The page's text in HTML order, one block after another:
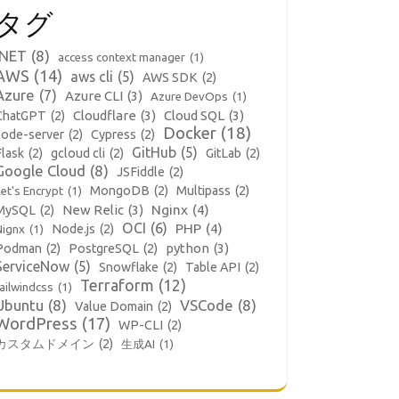
グ
(8) access context manager (1)
(14) aws cli (5) AWS SDK (2)
(7) Azure CLI (3) Azure DevOps (1)
(2) Cloudflare (3) Cloud SQL (3)
server (2) Cypress (2) Docker (18)
(2) gcloud cli (2) GitHub (5) GitLab (2)
Cloud (8) JSFiddle (2)
Encrypt (1) MongoDB (2) Multipass (2)
(2) New Relic (3) Nginx (4)
(1) Node.js (2) OCI (6) PHP (4)
(2) PostgreSQL (2) python (3)
(5) Snowflake (2) Table API (2)
(1) Terraform (12)
(8) Value Domain (2) VSCode (8)
(17) WP-CLI (2)
スタムドメイン (2) 生成AI (1)